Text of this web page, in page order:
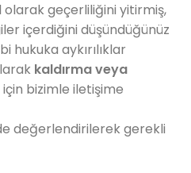
geçerliliğini yitirmiş,
içerdiğini düşündüğünüz
hukuka aykırılıklar
kaldırma veya
için bizimle iletişime
değerlendirilerek gerekli